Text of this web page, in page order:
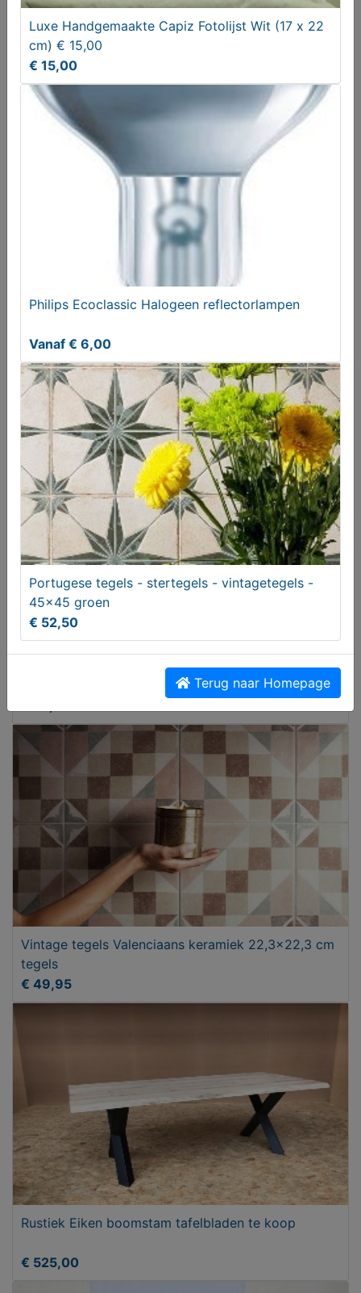
JOPIE HUISMAN
OUDHOLLANDSE DRIEHOEKSTOELEN
Vanaf € 165,00
Vintage tegels Valenciaans keramiek 22,3x22,3 cm
tegels
€ 49,95
Rustiek Eiken boomstam tafelbladen te koop
€ 525,00
Luxe Handgemaakte Capiz Fotolijst Wit (17 x 22
cm) € 15,00
€ 15,00
Philips Ecoclassic Halogeen reflectorlampen
Vanaf € 6,00
Portugese tegels - stertegels - vintagetegels -
45x45 groen
€ 52,50
Terug naar Homepage